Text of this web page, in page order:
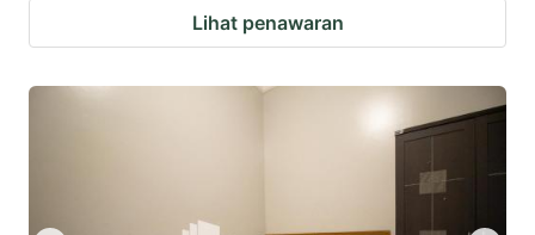
Lihat penawaran